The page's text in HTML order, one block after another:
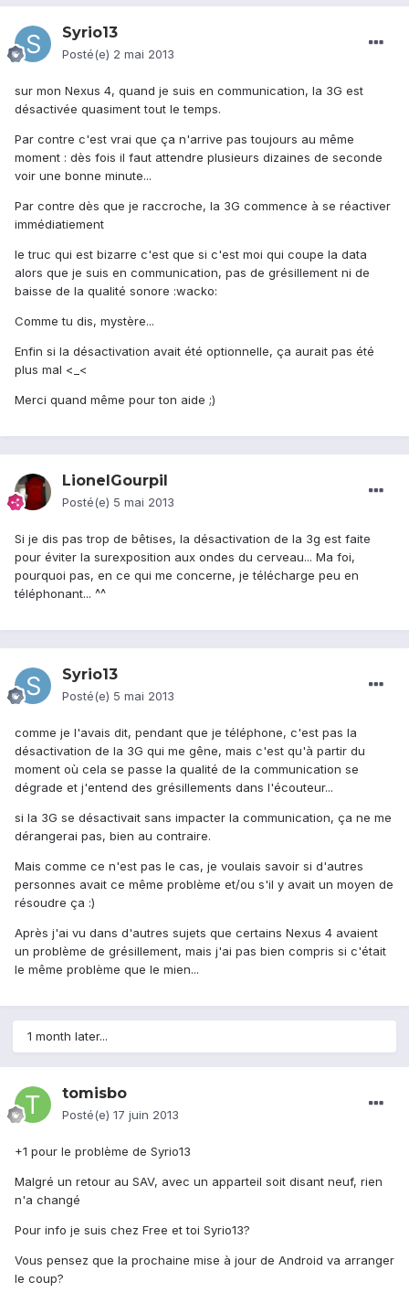
Syrio13
Posté(e) 2 mai 2013
sur mon Nexus 4, quand je suis en communication, la 3G est
désactivée quasiment tout le temps.
Par contre c'est vrai que ça n'arrive pas toujours au même
moment : dès fois il faut attendre plusieurs dizaines de seconde
voir une bonne minute...
Par contre dès que je raccroche, la 3G commence à se réactiver
immédiatiement
le truc qui est bizarre c'est que si c'est moi qui coupe la data
alors que je suis en communication, pas de grésillement ni de
baisse de la qualité sonore :wacko:
Comme tu dis, mystère...
Enfin si la désactivation avait été optionnelle, ça aurait pas été
plus mal <_<
Merci quand même pour ton aide ;)
LionelGourpil
Posté(e) 5 mai 2013
Si je dis pas trop de bêtises, la désactivation de la 3g est faite
pour éviter la surexposition aux ondes du cerveau... Ma foi,
pourquoi pas, en ce qui me concerne, je télécharge peu en
téléphonant... ^^
Syrio13
Posté(e) 5 mai 2013
comme je l'avais dit, pendant que je téléphone, c'est pas la
désactivation de la 3G qui me gêne, mais c'est qu'à partir du
moment où cela se passe la qualité de la communication se
dégrade et j'entend des grésillements dans l'écouteur...
si la 3G se désactivait sans impacter la communication, ça ne me
dérangerai pas, bien au contraire.
Mais comme ce n'est pas le cas, je voulais savoir si d'autres
personnes avait ce même problème et/ou s'il y avait un moyen de
résoudre ça :)
Après j'ai vu dans d'autres sujets que certains Nexus 4 avaient
un problème de grésillement, mais j'ai pas bien compris si c'était
le même problème que le mien...
1 month later...
tomisbo
Posté(e) 17 juin 2013
+1 pour le problème de Syrio13
Malgré un retour au SAV, avec un apparteil soit disant neuf, rien
n'a changé
Pour info je suis chez Free et toi Syrio13?
Vous pensez que la prochaine mise à jour de Android va arranger
le coup?